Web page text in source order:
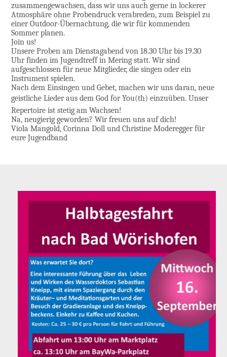
zusammengewachsen, dass wir uns auch gerne in lockerer
Atmosphäre ohne Probendruck verabreden, zum Beispiel zu
einer Outdoor-Übernachtung, die wir für kommenden
Sommer planen.
Join us!
Unsere Proben am Dienstagabend von 18.30 Uhr bis 19.30
Uhr finden im Jugendtreff in Mering statt. Wir sind
aufgeschlossen für neue Mitglieder, die singen oder ein
Instrument spielen.
Nach dem Einsingen und Gebet, machen wir uns daran, neue
geistliche Lieder aus dem God for You(th) einzuüben. Unser
Repertoire ist stetig am Wachsen!
Na, neugierig geworden? Wir freuen uns auf dich!
Viola Mangold, Corinna Doll und Christine Moderegger für
eure Jugendband